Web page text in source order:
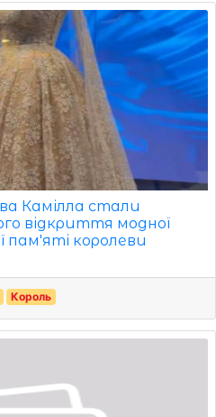
Камілла стали
відкриття модної
пам'яті королеви
Король